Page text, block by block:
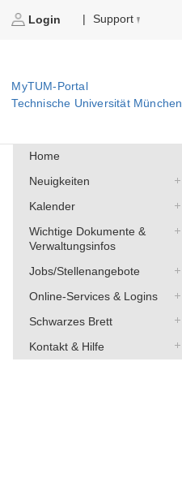
Login | Support
MyTUM-Portal
Technische Universität München
Home
Neuigkeiten
Kalender
Wichtige Dokumente &
Verwaltungsinfos
Jobs/Stellenangebote
Online-Services & Logins
Schwarzes Brett
Kontakt & Hilfe